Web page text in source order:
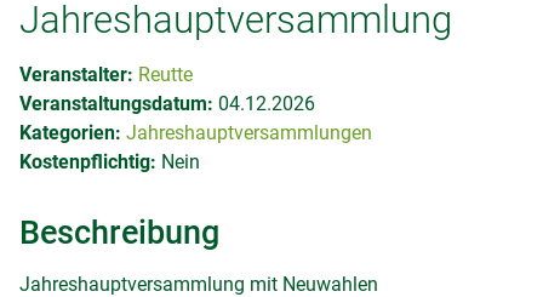
Jahreshauptversammlung
Veranstalter: Reutte
Veranstaltungsdatum: 04.12.2026
Kategorien: Jahreshauptversammlungen
Kostenpflichtig: Nein
Beschreibung
Jahreshauptversammlung mit Neuwahlen